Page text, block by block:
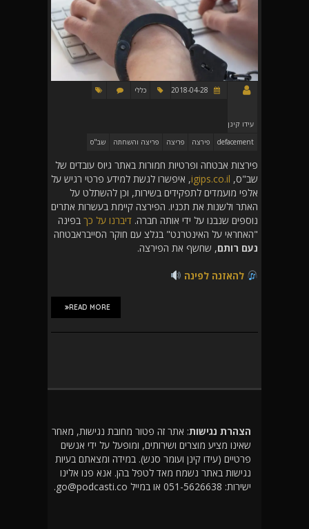
עידו קינן
כללי
defacement פירצה פריצה פריצה והשחתה שב"ס
פירצות אבטחה ופרטיות חמורות באתר גיוס עובדים של
שב"ס, igips.co.il, איפשרו לגשת למידע פרטי רגיש על
אלפי מועמדים לתפקידים בשירות, וכן להשתלט על
האתר ולשנות את תכניו. הפירצה קיימת בעשרות אתרים
נוספים שנבנו על ידי אותה חברה. דיברנו על כך בפינה
"האחראי על האינטרנט" בגלצ עם חוקר הסייבראבטחה
נעם רותם, שחשף את הפירצה.
להאזנה לפינה
READ MORE
הצהרת נגישות: אתר זה פטור מחובת נגישות, מאחר
שאינו מציע מוצרים ושירותים, ומופעל על ידי אנשים
פרטיים (עידו קינן ועומר סנש). במידה ומצאתם בעיות
נגישות באתר נשמח מאד לטפל בהן. אנא פנו אלינו
ישירות: 051-5626638 או במייל go@podcasti.co.